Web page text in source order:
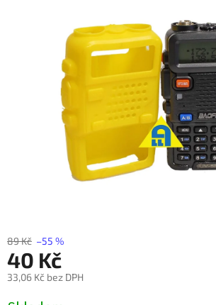
z
5
hvězdiček.
89 Kč –55 %
40 Kč
33,06 Kč bez DPH